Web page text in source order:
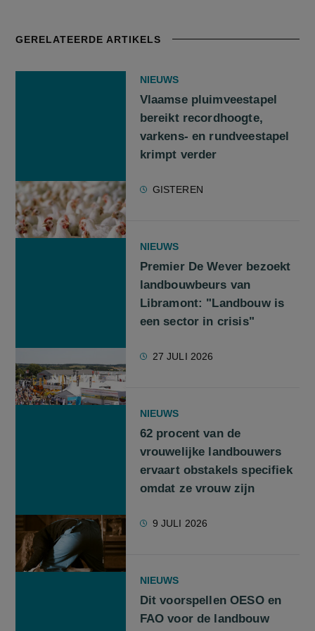
GERELATEERDE ARTIKELS
NIEUWS
Vlaamse pluimveestapel
bereikt recordhoogte,
varkens- en rundveestapel
krimpt verder
GISTEREN
NIEUWS
Premier De Wever bezoekt
landbouwbeurs van
Libramont: "Landbouw is
een sector in crisis"
27 JULI 2026
NIEUWS
62 procent van de
vrouwelijke landbouwers
ervaart obstakels specifiek
omdat ze vrouw zijn
9 JULI 2026
NIEUWS
Dit voorspellen OESO en
FAO voor de landbouw